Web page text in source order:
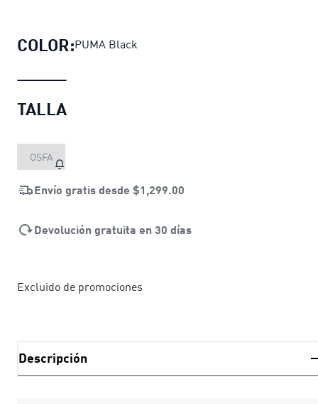
COLOR:PUMA Black
TALLA
OSFA
Envío gratis desde $1,299.00
Devolución gratuita en 30 días
Excluido de promociones
Descripción